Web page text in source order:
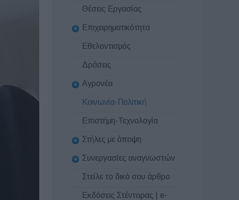
Θέσεις Εργασίας
Επιχειρηματικότητα
Εθελοντισμός
Δράσεις
Αγρονέα
Κοινωνία-Πολιτική
Επιστήμη-Τεχνολογία
Στήλες με άποψη
Συνεργασίες αναγνωστών
Στείλε το δικό σου άρθρο
Εκδόσεις Στέντορας | e-